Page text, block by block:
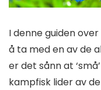
I denne guiden
å ta med en av de
er det sånn at
kampfisk lider av